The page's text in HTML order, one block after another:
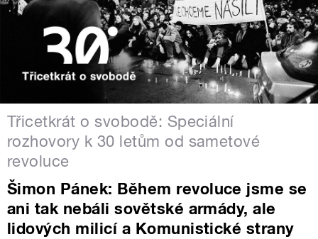
Třicetkrát o svobodě: Speciální
rozhovory k 30 letům od sametové
revoluce
Šimon Pánek: Během revoluce jsme se
ani tak nebáli sovětské armády, ale
lidových milicí a Komunistické strany